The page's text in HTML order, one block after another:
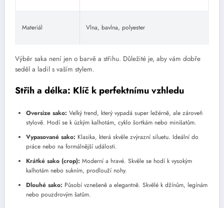
Materiál Vlna, bavlna, polyester
Výběr saka není jen o barvě a střihu. Důležité je, aby vám dobře
seděl a ladil s vaším stylem.
Střih a délka: Klíč k perfektnímu vzhledu
Oversize sako: Velký trend, který vypadá super ležérně, ale zároveň
stylově. Hodí se k úzkým kalhotám, cyklo šortkám nebo minišatům.
Vypasované sako: Klasika, která skvěle zvýrazní siluetu. Ideální do
práce nebo na formálnější události.
Krátké sako (crop): Moderní a hravé. Skvěle se hodí k vysokým
kalhotám nebo sukním, prodlouží nohy.
Dlouhé sako: Působí vznešeně a elegantně. Skvělé k džínům, legínám
nebo pouzdrovým šatům.